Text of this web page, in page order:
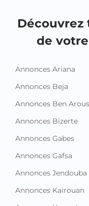
Annonces Ariana
Annonces Ben Arous
Annonces Bizerte
Annonces Gabes
Annonces Gafsa
Annonces Jendouba
Annonces Kairouan
Annonces Kasserine
Annonces Kebili